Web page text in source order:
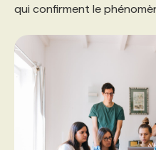
qui confirment le